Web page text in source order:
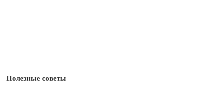
Полезные советы